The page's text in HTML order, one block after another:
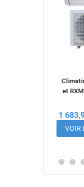
Réversible FTXM35A
- Perfera Daikin - 3.5
-38%